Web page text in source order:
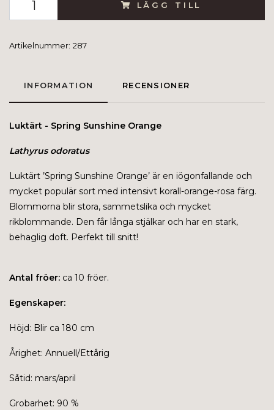
LÄGG TILL
Artikelnummer: 287
INFORMATION RECENSIONER
Luktärt - Spring Sunshine Orange
Lathyrus odoratus
Luktärt ’Spring Sunshine Orange’ är en iögonfallande och
mycket populär sort med intensivt korall-orange-rosa färg.
Blommorna blir stora, sammetslika och mycket
rikblommande. Den får långa stjälkar och har en stark,
behaglig doft. Perfekt till snitt!
Antal fröer: ca 10 fröer.
Egenskaper:
Höjd: Blir ca 180 cm
Årighet: Annuell/Ettårig
Såtid: mars/april
Grobarhet: 90 %